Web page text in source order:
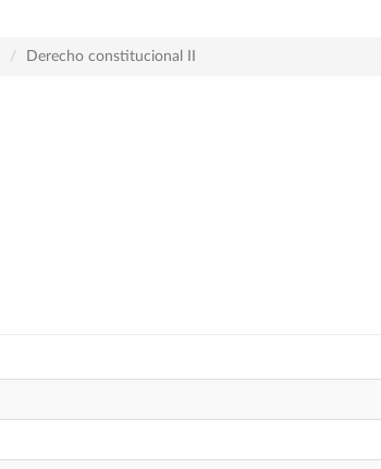
Derecho constitucional II